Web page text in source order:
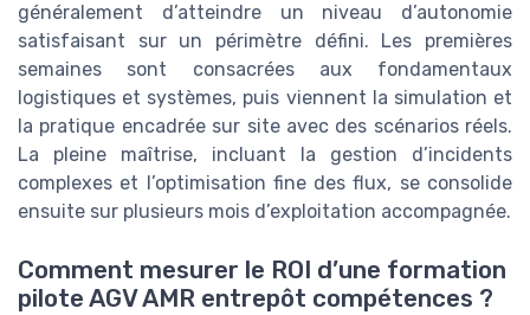
généralement d’atteindre un niveau d’autonomie
satisfaisant sur un périmètre défini. Les premières
semaines sont consacrées aux fondamentaux
logistiques et systèmes, puis viennent la simulation et
la pratique encadrée sur site avec des scénarios réels.
La pleine maîtrise, incluant la gestion d’incidents
complexes et l’optimisation fine des flux, se consolide
ensuite sur plusieurs mois d’exploitation accompagnée.
Comment mesurer le ROI d’une formation
pilote AGV AMR entrepôt compétences ?